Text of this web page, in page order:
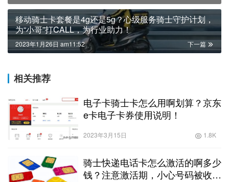
移动骑士卡套餐是4g还是5g？心级服务骑士守护计划，
为“小哥”打CALL，为行业助力！
下一篇
2023年1月26日 am11:52
相关推荐
电子卡骑士卡怎么用啊划算？京东
e卡电子卡券使用说明！
2023年3月15日 1.8K
骑士快递电话卡怎么激活的啊多少
钱？注意激活期，小心号码被收